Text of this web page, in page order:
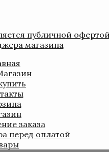
публичной
магазина
заказа
перед оплатой